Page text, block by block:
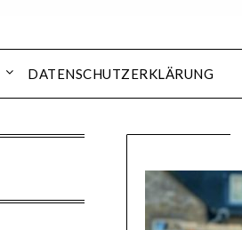
DATENSCHUTZERKLÄRUNG